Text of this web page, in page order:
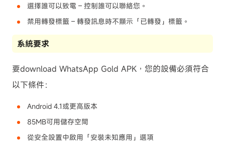
選擇誰可以致電 – 控制誰可以聯絡您。
禁用轉發標籤 – 轉發訊息時不顯示「已轉發」標籤。
系統要求
要download WhatsApp Gold APK，您的設備必須符合
以下條件：
Android 4.1或更高版本
85MB可用儲存空間
從安全設置中啟用「安裝未知應用」選項